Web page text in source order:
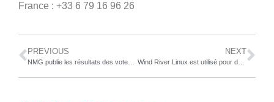
France : +33 6 79 16 96 26
PREVIOUS NEXT
Wind River Linux est utilisé pour développer le contrôleur de domaine intelligent XPC de NETA Auto pour les véhicules pilotés par logiciel